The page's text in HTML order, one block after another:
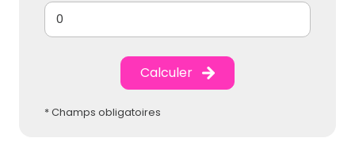
Calculer
* Champs obligatoires